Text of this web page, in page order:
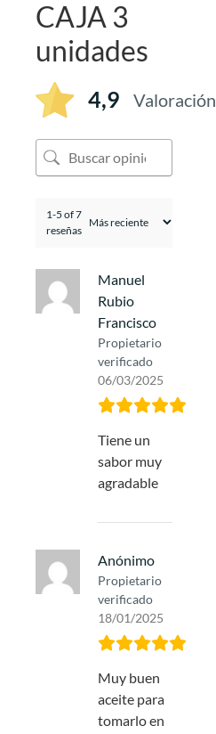
CAJA 3
unidades
4,9 Valoración
1-5 of 7
reseñas
Manuel
Rubio
Francisco
Propietario
verificado
06/03/2025
Tiene un
sabor muy
agradable
Anónimo
Propietario
verificado
18/01/2025
Muy buen
aceite para
tomarlo en